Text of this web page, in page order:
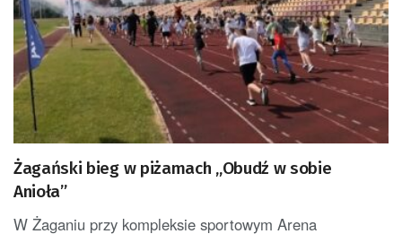
Żagański bieg w piżamach „Obudź w sobie
Anioła”
W Żaganiu przy kompleksie sportowym Arena